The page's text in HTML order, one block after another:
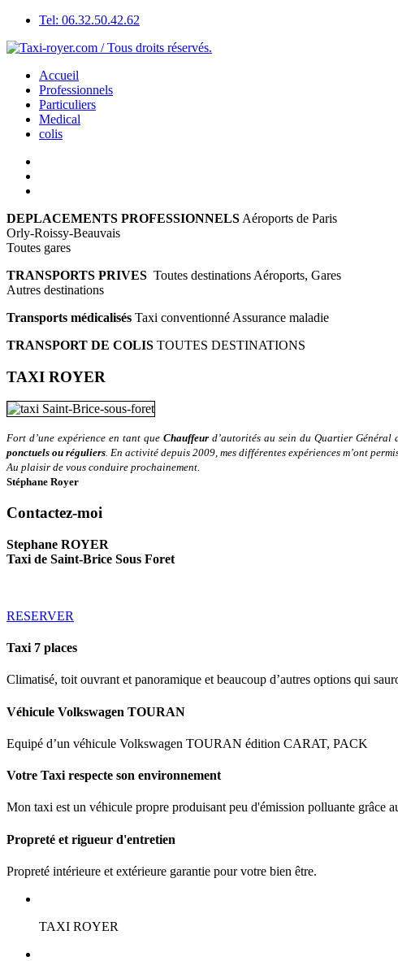
Tel: 06.32.50.42.62
Accueil
Professionnels
Particuliers
Medical
colis
DEPLACEMENTS PROFESSIONNELS Aéroports de Paris
Orly-Roissy-Beauvais
Toutes gares
TRANSPORTS PRIVES Toutes destinations Aéroports, Gares
Autres destinations
Transports médicalisés Taxi conventionné Assurance maladie
TRANSPORT DE COLIS TOUTES DESTINATIONS
TAXI ROYER
Fort d’une expérience en tant que Chauffeurd’autorités au sein du Quartier
ponctuels ou réguliers. En activité depuis 2009, mes différentes expériences m’ont
Au plaisir de vous conduire prochainement.
Stéphane Royer
Contactez-moi
Stephane ROYER
Taxi de Saint-Brice Sous Foret
RESERVER
Taxi 7 places
Climatisé, toit ouvrant et panoramique et beaucoup d’autres options qui
Véhicule Volkswagen TOURAN
Equipé d’un véhicule Volkswagen TOURAN édition CARAT, PACK
Votre Taxi respecte son environnement
Mon taxi est un véhicule propre produisant peu d'émission polluante grâce
Propreté et rigueur d'entretien
Propreté intérieure et extérieure garantie pour votre bien être.
TAXI ROYER